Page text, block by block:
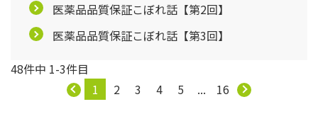
医薬品品質保証こぼれ話【第2回】
医薬品品質保証こぼれ話【第3回】
48件中 1-3件目
1
2 3 4 5 ... 16